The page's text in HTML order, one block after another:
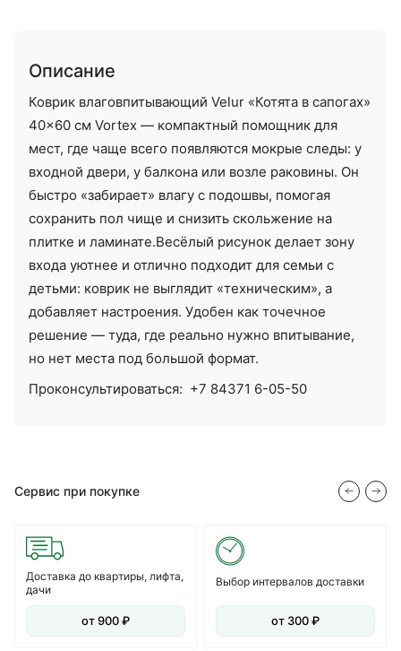
Описание
Коврик влаговпитывающий Velur «Котята в сапогах»
40×60 см Vortex — компактный помощник для
мест, где чаще всего появляются мокрые следы: у
входной двери, у балкона или возле раковины. Он
быстро «забирает» влагу с подошвы, помогая
сохранить пол чище и снизить скольжение на
плитке и ламинате.Весёлый рисунок делает зону
входа уютнее и отлично подходит для семьи с
детьми: коврик не выглядит «техническим», а
добавляет настроения. Удобен как точечное
решение — туда, где реально нужно впитывание,
но нет места под большой формат.
Проконсультироваться: +7 84371 6-05-50
Сервис при покупке
Доставка до квартиры, лифта,
дачи
от 900 ₽
Выбор интервалов доставки
от 300 ₽